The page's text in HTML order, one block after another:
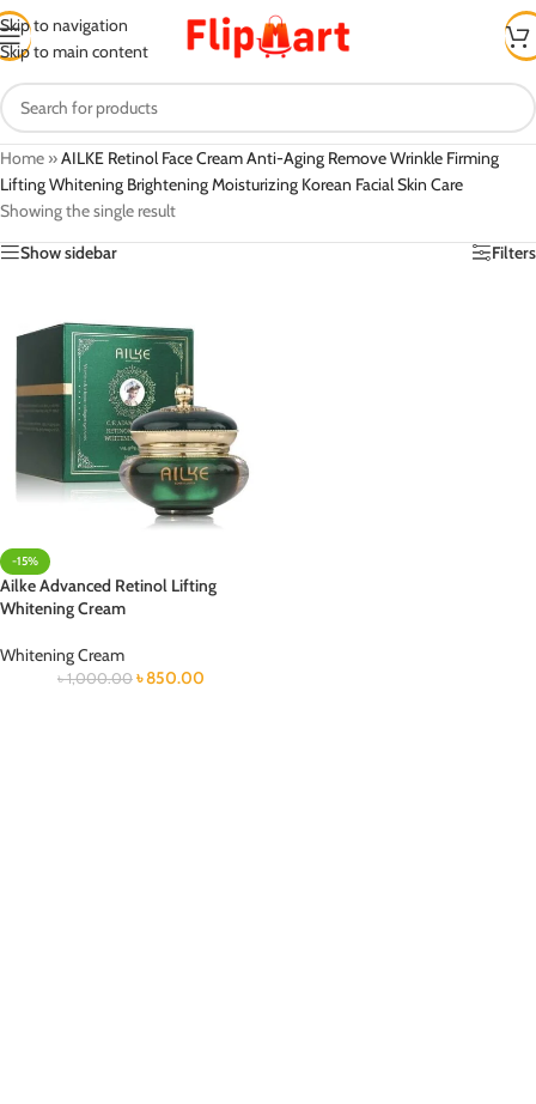
Skip to navigation
Skip to main content
Home »AILKE Retinol Face Cream Anti-Aging Remove Wrinkle Firming
Lifting Whitening Brightening Moisturizing Korean Facial Skin Care
Showing the single result
Show sidebar
Filters
-15%
Ailke Advanced Retinol Lifting
Whitening Cream
Whitening Cream
৳1,000.00 ৳850.00